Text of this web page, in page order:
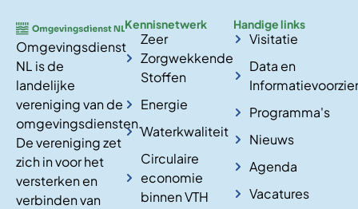
Omgevingsdienst
NL is de
landelijke
vereniging van de
omgevingsdiensten.
De vereniging zet
zich in voor het
versterken en
verbinden van
Kennisnetwerk
Zeer
Zorgwekkende
Stoffen
Energie
Waterkwaliteit
Circulaire
economie
binnen VTH
Handige links
Visitatie
Data en
Programma's
Nieuws
Agenda
Vacatures